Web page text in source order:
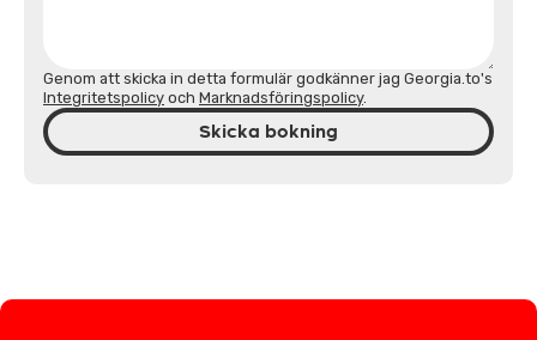
Genom att skicka in detta formulär godkänner jag Georgia.to's
Integritetspolicy och Marknadsföringspolicy.
Skicka bokning